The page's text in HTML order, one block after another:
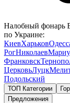
Налобный фонарь
по Украине:
КиевХарьков
РогНиколаев
Франковск
ЦерковьЛуцк
Подольский
ТОП Категории
Предложения